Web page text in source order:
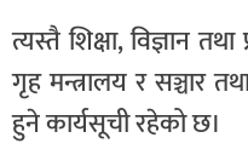
त्यस्तै शिक्षा, विज्ञान
गृह मन्त्रालय र सञ्चार
हुने कार्यसूची रहेको छ।